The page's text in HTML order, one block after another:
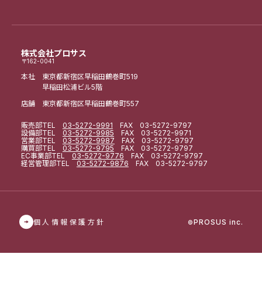
株式会社プロサス
〒162-0041
本社 東京都新宿区早稲田鶴巻町519
早稲田松浦ビル5階
店舗 東京都新宿区早稲田鶴巻町557
販売部TEL 03-5272-9991 FAX 03-5272-9797
設備部TEL 03-5272-9985 FAX 03-5272-9971
営業部TEL 03-5272-9987 FAX 03-5272-9797
購買部TEL 03-5272-9795 FAX 03-5272-9797
EC事業部TEL 03-5272-9776 FAX 03-5272-9797
経営管理部TEL 03-5272-9876 FAX 03-5272-9797
個人情報保護方針 ©PROSUS inc.